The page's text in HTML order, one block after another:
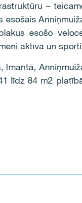
–
esošo
aktīvā un
Imantā,
līdz 84 m2